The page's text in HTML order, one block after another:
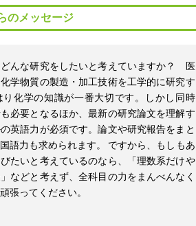
のメッセージ
んな研究をしたいと考えていますか？ 医
学物質の製造・加工技術を工学的に研究す
り化学の知識が一番大切です。しかし同時
必要となるほか、最新の研究論文を理解す
英語力が必須です。論文や研究報告をまと
語力も求められます。 ですから、もしもあ
たいと考えているのなら、「理数系だけや
などと考えず、全科目の力をまんべんなく
張ってください。